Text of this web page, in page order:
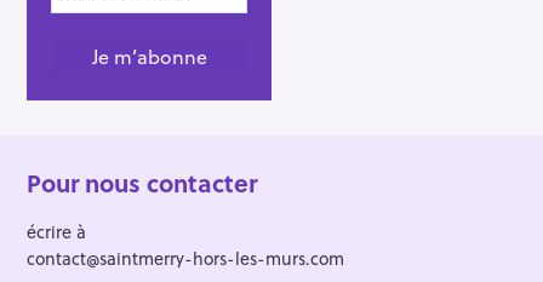
Pour nous contacter
écrire à
contact@saintmerry-hors-les-murs.com